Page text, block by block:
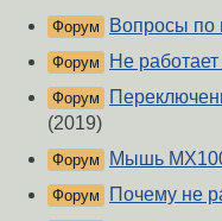
Форум Вопросы по
Форум Не
Форум
(2019)
Форум Мышь
Форум Почему не